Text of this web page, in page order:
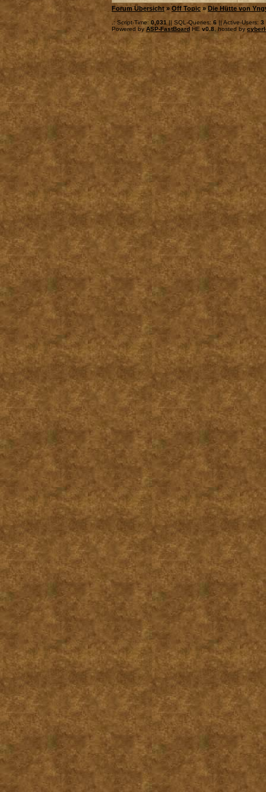
Forum Übersicht »Off Topic » Die Hütte von
.: Script-Time: 0,031 || SQL-Queries: 6 || Active-Users: 3
Powered by ASP-FastBoard HE v0.8 , hosted by